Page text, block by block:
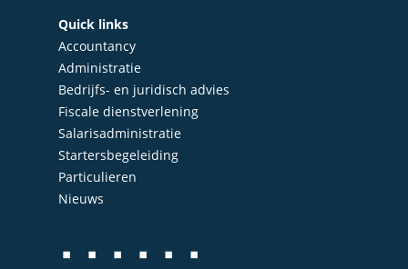
Quick links
Accountancy
Administratie
Bedrijfs- en juridisch advies
Fiscale dienstverlening
Salarisadministratie
Startersbegeleiding
Particulieren
Nieuws